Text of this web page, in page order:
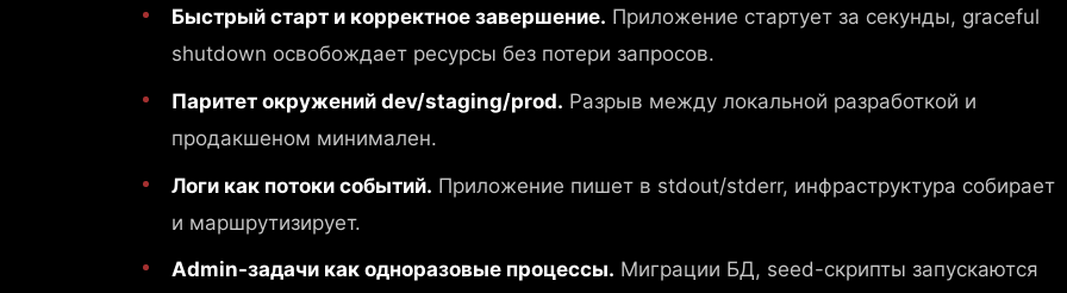
Быстрый старт и корректное завершение. Приложение стартует за секунды, graceful
shutdown освобождает ресурсы без потери запросов.
Паритет окружений dev/staging/prod. Разрыв между локальной разработкой и
продакшеном минимален.
Логи как потоки событий. Приложение пишет в stdout/stderr, инфраструктура собирает
и маршрутизирует.
Admin-задачи как одноразовые процессы. Миграции БД, seed-скрипты запускаются